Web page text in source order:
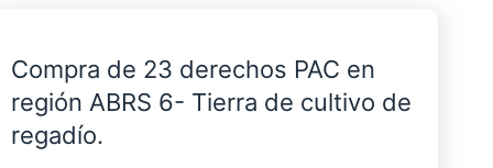
Compra de 23 derechos PAC en
región ABRS 6- Tierra de cultivo de
regadío.